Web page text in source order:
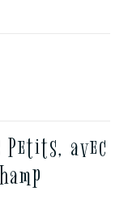
Petits, avec